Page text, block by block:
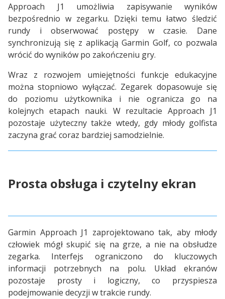
Approach J1 umożliwia zapisywanie wyników
bezpośrednio w zegarku. Dzięki temu łatwo śledzić
rundy i obserwować postępy w czasie. Dane
synchronizują się z aplikacją Garmin Golf, co pozwala
wrócić do wyników po zakończeniu gry.
Wraz z rozwojem umiejętności funkcje edukacyjne
można stopniowo wyłączać. Zegarek dopasowuje się
do poziomu użytkownika i nie ogranicza go na
kolejnych etapach nauki. W rezultacie Approach J1
pozostaje użyteczny także wtedy, gdy młody golfista
zaczyna grać coraz bardziej samodzielnie.
Prosta obsługa i czytelny ekran
Garmin Approach J1 zaprojektowano tak, aby młody
człowiek mógł skupić się na grze, a nie na obsłudze
zegarka. Interfejs ograniczono do kluczowych
informacji potrzebnych na polu. Układ ekranów
pozostaje prosty i logiczny, co przyspiesza
podejmowanie decyzji w trakcie rundy.